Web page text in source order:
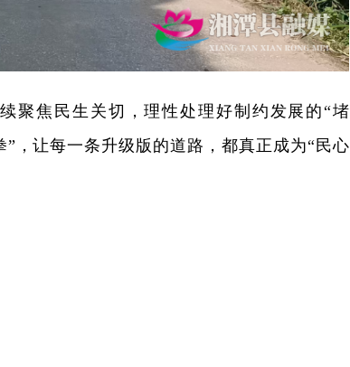
聚焦民生关切，理性处理好制约发展的“堵
”，让每一条升级版的道路，都真正成为“民心